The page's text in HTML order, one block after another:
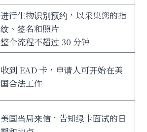
进行生物识别预约，以采集您的指
纹、签名和照片
整个流程不超过 30 分钟
收到 EAD 卡，申请人可开始在美
国合法工作
美国当局来信，告知绿卡面试的日